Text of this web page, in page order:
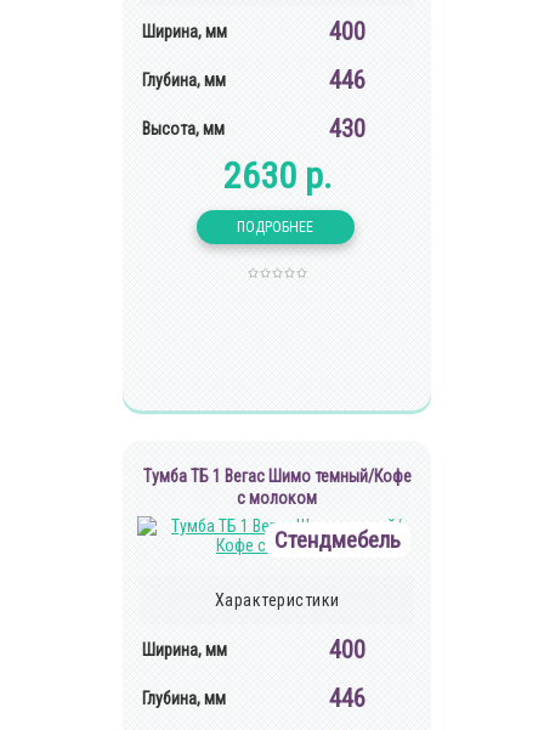
Ширина, мм 400
Глубина, мм 446
Высота, мм 430
2630 р.
Тумба ТБ 1 Вегас Шимо темный/Кофе
с молоком
Стендмебель
Характеристики
Ширина, мм 400
Глубина, мм 446